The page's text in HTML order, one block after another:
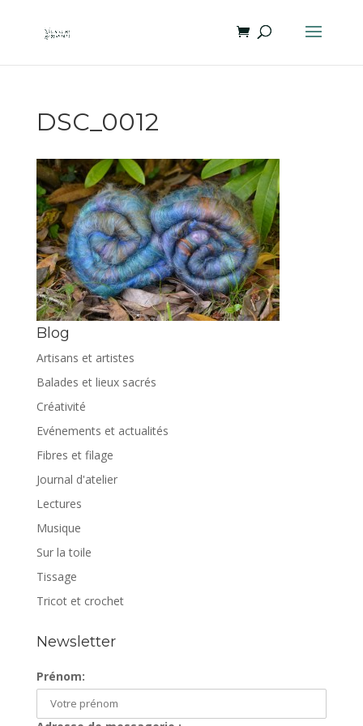
DSC_0012
Blog
Artisans et artistes
Balades et lieux sacrés
Créativité
Evénements et actualités
Fibres et filage
Journal d'atelier
Lectures
Musique
Sur la toile
Tissage
Tricot et crochet
Newsletter
Prénom: